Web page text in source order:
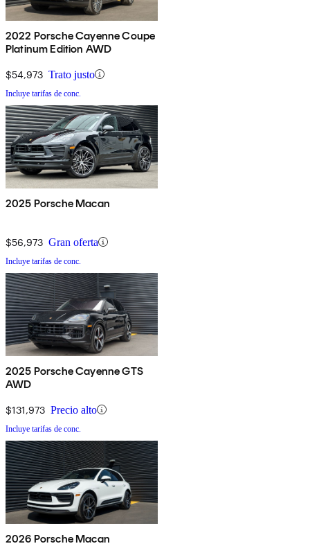
2022 Porsche Cayenne Coupe
Platinum Edition AWD
$54,973 Trato justo
Incluye tarifas de conc.
2025 Porsche Macan
$56,973 Gran oferta
Incluye tarifas de conc.
2025 Porsche Cayenne GTS
AWD
$131,973 Precio alto
Incluye tarifas de conc.
2026 Porsche Macan